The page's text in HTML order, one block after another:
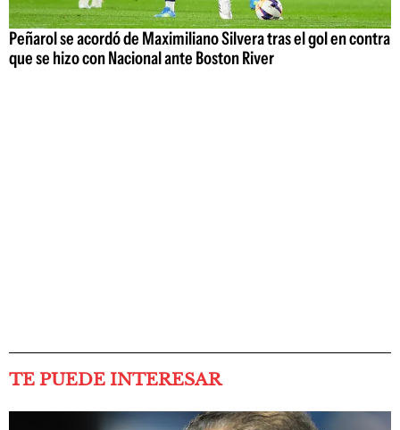
Peñarol se acordó de Maximiliano Silvera tras el gol en contra
que se hizo con Nacional ante Boston River
TE PUEDE INTERESAR